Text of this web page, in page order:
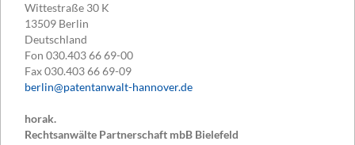
Wittestraße 30 K
13509 Berlin
Deutschland
Fon 030.403 66 69-00
Fax030.403 66 69-09
berlin@patentanwalt-hannover.de
horak.
Rechtsanwälte Partnerschaft mbB Bielefeld